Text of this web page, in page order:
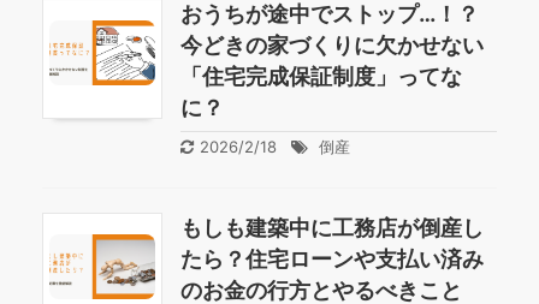
おうちが途中でストップ…！？
今どきの家づくりに欠かせない
「住宅完成保証制度」ってな
に？
2026/2/18 倒産
もしも建築中に工務店が倒産し
たら？住宅ローンや支払い済み
のお金の行方とやるべきこと